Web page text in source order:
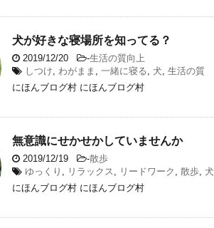
犬が好きな寝場所を知ってる？
2019/12/20 -生活の質向上
しつけ
わがまま 一緒に寝る 犬 生活の質
にほんブログ村 にほんブログ村
無意識にせかせかしていませんか
2019/12/19 -散歩
ゆっくり
リラックス リードワーク 散歩 犬
にほんブログ村 にほんブログ村